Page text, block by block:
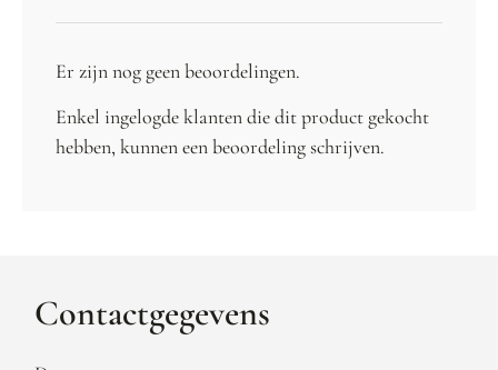
Er zijn nog geen beoordelingen.
Enkel ingelogde klanten die dit product gekocht
hebben, kunnen een beoordeling schrijven.
Contactgegevens